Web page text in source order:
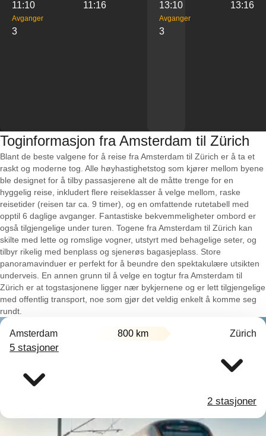
11:10 11:16
Avganger
3
13:10 13:16
Avganger
3
Toginformasjon fra Amsterdam til Zürich
Blant de beste valgene for å reise fra Amsterdam til Zürich er å ta et
raskt og moderne tog. Alle høyhastighetstog som kjører mellom byene
ble designet for å tilby passasjerene alt de måtte trenge for en
hyggelig reise, inkludert flere reiseklasser å velge mellom, raske
reisetider (reisen tar ca. 9 timer), og en omfattende rutetabell med
opptil 6 daglige avganger. Fantastiske bekvemmeligheter ombord er
også tilgjengelige under turen. Togene fra Amsterdam til Zürich kan
skilte med lette og romslige vogner, utstyrt med behagelige seter, og
tilbyr rikelig med benplass og sjenerøs bagasjeplass. Store
panoramavinduer er perfekt for å beundre den spektakulære utsikten
underveis. En annen grunn til å velge en togtur fra Amsterdam til
Zürich er at togstasjonene ligger nær bykjernene og er lett tilgjengelige
med offentlig transport, noe som gjør det veldig enkelt å komme seg
rundt.
Amsterdam 800 km Zürich
5 stasjoner
2 stasjoner